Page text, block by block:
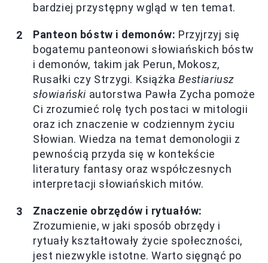
bardziej przystępny wgląd w ten temat.
Panteon bóstw i demonów: Przyjrzyj się
bogatemu panteonowi słowiańskich bóstw
i demonów, takim jak Perun, Mokosz,
Rusałki czy Strzygi. KsiążkaBestiariusz
słowiański autorstwa Pawła Zycha pomoże
Ci zrozumieć rolę tych postaci w mitologii
oraz ich znaczenie w codziennym życiu
Słowian. Wiedza na temat demonologii z
pewnością przyda się w kontekście
literatury fantasy oraz współczesnych
interpretacji słowiańskich mitów.
Znaczenie obrzędów i rytuałów:
Zrozumienie, w jaki sposób obrzędy i
rytuały kształtowały życie społeczności,
jest niezwykle istotne. Warto sięgnąć po